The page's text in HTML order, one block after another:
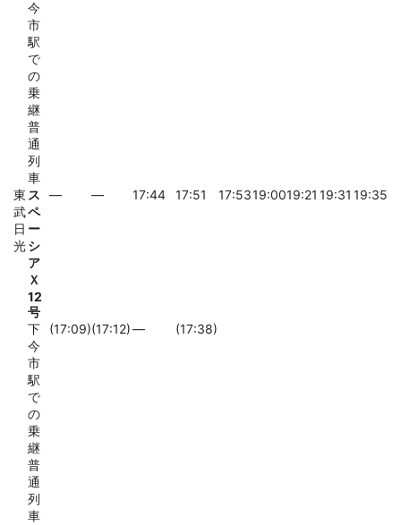
今
市
駅
で
の
乗
継
普
通
列
車
東
武
日
光
ス
ペ
ー
シ
ア
Ｘ
12
号
― ― 17:44 17:51 17:5319:0019:21 19:31 19:35
下
今
市
駅
で
の
乗
継
普
通
列
車
(17:09)(17:12)― (17:38)